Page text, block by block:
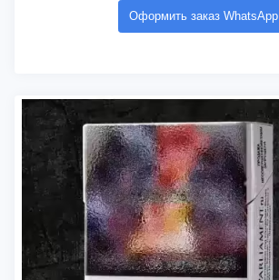
Оформить заказ WhatsApp